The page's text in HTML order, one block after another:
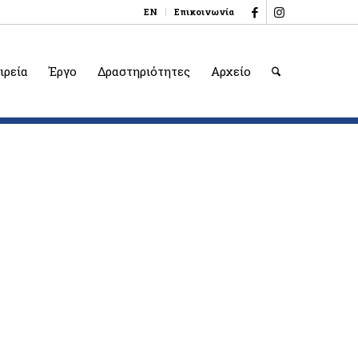
EN Επικοινωνία
Έργο Δραστηριότητες Αρχείο